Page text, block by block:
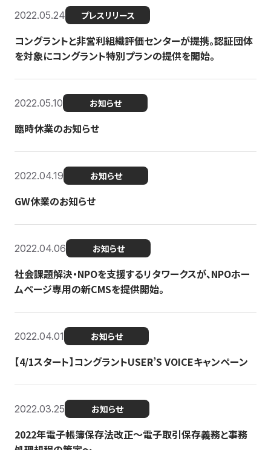
2022.05.24 プレスリリース
コングラントと非営利組織評価センターが提携。認証団体
を対象にコングラント特別プランの提供を開始。
2022.05.10 お知らせ
臨時休業のお知らせ
2022.04.19 お知らせ
GW休業のお知らせ
2022.04.06 お知らせ
社会課題解決・NPOを支援するリタワークスが、NPOホー
ムページ専用の新CMSを提供開始。
2022.04.01 お知らせ
【4/1スタート】コングラントUSER’S VOICEキャンペーン
2022.03.25 お知らせ
2022年電子帳簿保存法改正～電子取引保存義務と事務